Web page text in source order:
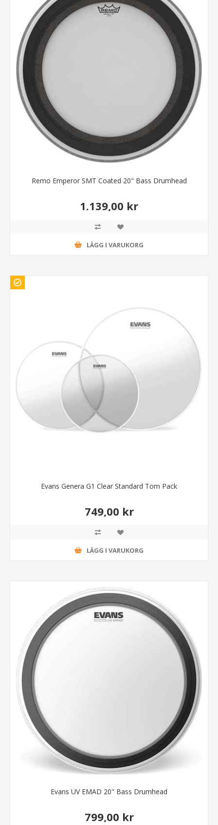
Remo Emperor SMT Coated 20" Bass Drumhead
1.139,00 kr
LÄGG I VARUKORG
Evans Genera G1 Clear Standard Tom Pack
749,00 kr
LÄGG I VARUKORG
Evans UV EMAD 20" Bass Drumhead
799,00 kr